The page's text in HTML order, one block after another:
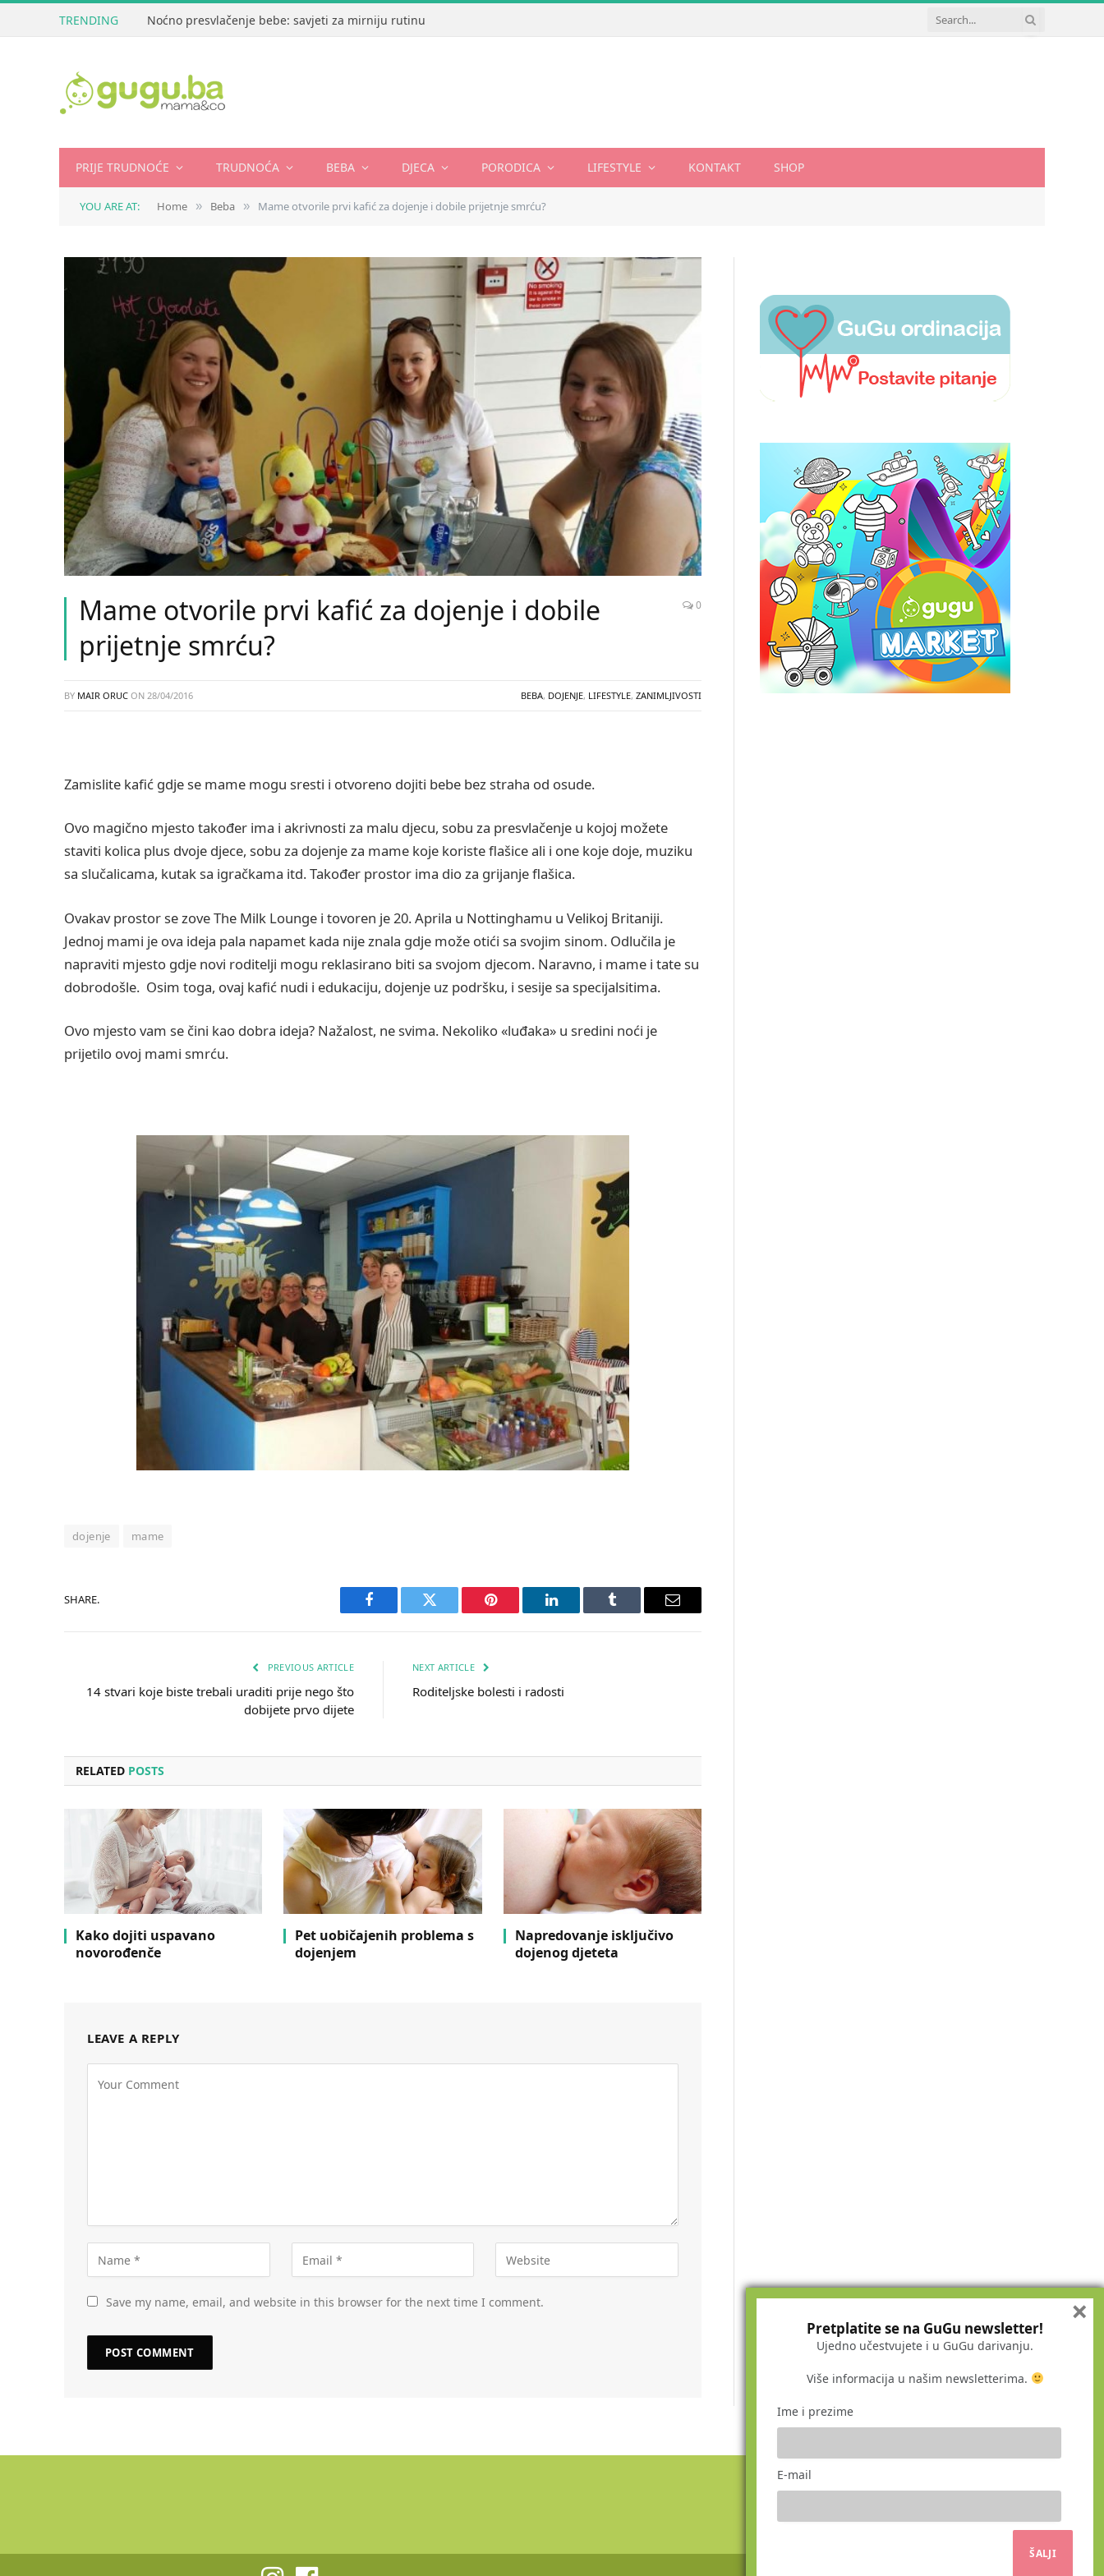
TRENDING Noćno presvlačenje bebe: savjeti za mirniju rutinu
PRIJE TRUDNOĆE TRUDNOĆA BEBA DJECA PORODICA LIFESTYLE KONTAKT SHOP
YOU ARE AT: Home » Beba » Mame otvorile prvi kafić za dojenje i dobile prijetnje smrću?
Mame otvorile prvi kafić za dojenje i dobile
prijetnje smrću?
0
BY MAIR ORUC ON 28/04/2016 BEBA, DOJENJE, LIFESTYLE, ZANIMLJIVOSTI
Zamislite kafić gdje se mame mogu sresti i otvoreno dojiti bebe bez straha od osude.
Ovo magično mjesto također ima i akrivnosti za malu djecu, sobu za presvlačenje u kojoj možete
staviti kolica plus dvoje djece, sobu za dojenje za mame koje koriste flašice ali i one koje doje, muziku
sa slučalicama, kutak sa igračkama itd. Također prostor ima dio za grijanje flašica.
Ovakav prostor se zove The Milk Lounge i tovoren je 20. Aprila u Nottinghamu u Velikoj Britaniji.
Jednoj mami je ova ideja pala napamet kada nije znala gdje može otići sa svojim sinom. Odlučila je
napraviti mjesto gdje novi roditelji mogu reklasirano biti sa svojom djecom. Naravno, i mame i tate su
dobrodošle. Osim toga, ovaj kafić nudi i edukaciju, dojenje uz podršku, i sesije sa specijalsitima.
Ovo mjesto vam se čini kao dobra ideja? Nažalost, ne svima. Nekoliko «luđaka» u sredini noći je
prijetilo ovoj mami smrću.
dojenje mame
SHARE.
Facebook Twitter Pinterest LinkedIn Tumblr Email
PREVIOUS ARTICLE
14 stvari koje biste trebali uraditi prije nego što
dobijete prvo dijete
NEXT ARTICLE
Roditeljske bolesti i radosti
RELATED POSTS
Kako dojiti uspavano
novorođenče
Pet uobičajenih problema s
dojenjem
Napredovanje isključivo
dojenog djeteta
LEAVE A REPLY
Save my name, email, and website in this browser for the next time I comment.
Pretplatite se na GuGu newsletter!
Ujedno učestvujete i u GuGu darivanju.
Više informacija u našim newsletterima.
Ime i prezime
E-mail
×